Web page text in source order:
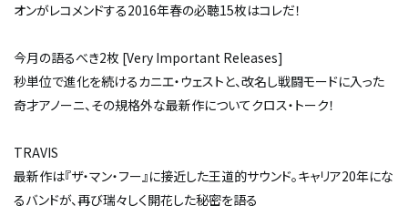
オンがレコメンドする2016年春の必聴15枚はコレだ！
今月の語るべき2枚 [Very Important Releases]
秒単位で進化を続けるカニエ・ウェストと、改名し戦闘モードに入った
奇才アノーニ、その規格外な最新作についてクロス・トーク！
TRAVIS
最新作は『ザ・マン・フー』に接近した王道的サウンド。キャリア20年にな
るバンドが、再び瑞々しく開花した秘密を語る